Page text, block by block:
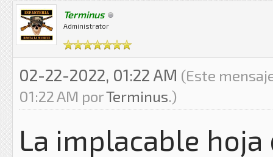
Terminus
Administrator
02-22-2022, 01:22 AM (Este
01:22 AM porTerminus.)
La implacable